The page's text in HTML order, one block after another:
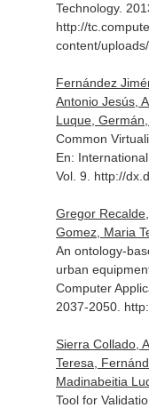
Technology.
http://
content/
Fernández
Antonio Jesús,
Luque,
Common
En:
Vol. 9. http://
Gregor
Gomez, Maria
An ontology-
urban
Computer
2037-2050.
Sierra Collado,
Teresa,
Madinabeitia
Tool for